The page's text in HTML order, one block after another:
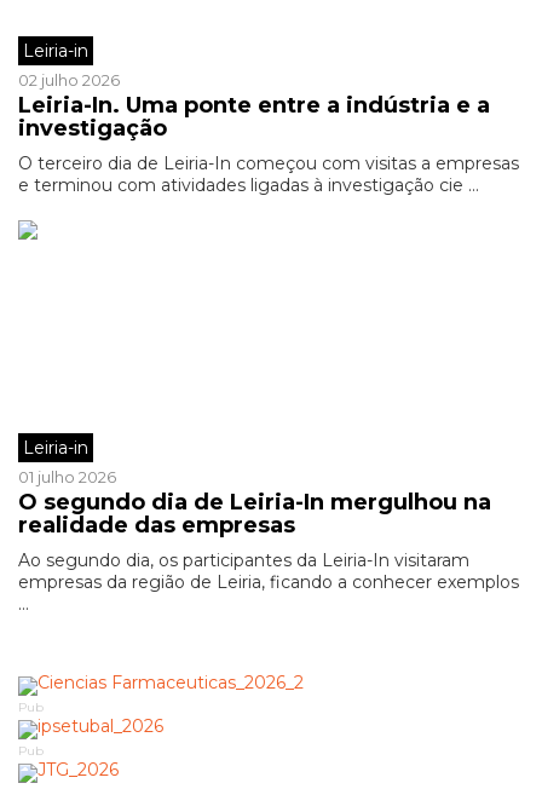
Leiria-in
02 julho 2026
Leiria-In. Uma ponte entre a indústria e a
investigação
O terceiro dia de Leiria-In começou com visitas a empresas
e terminou com atividades ligadas à investigação cie ...
Leiria-in
01 julho 2026
O segundo dia de Leiria-In mergulhou na
realidade das empresas
Ao segundo dia, os participantes da Leiria-In visitaram
empresas da região de Leiria, ficando a conhecer exemplos
...
Pub
Pub